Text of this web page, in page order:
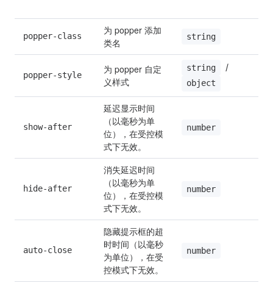
popper-class
为 popper 添加
类名
string
popper-style
为 popper 自定
义样式
string /
object
show-after
延迟显示时间
（以毫秒为单
位），在受控模
式下无效。
number
hide-after
消失延迟时间
（以毫秒为单
位），在受控模
式下无效。
number
auto-close
隐藏提示框的超
时时间（以毫秒
为单位），在受
控模式下无效。
number